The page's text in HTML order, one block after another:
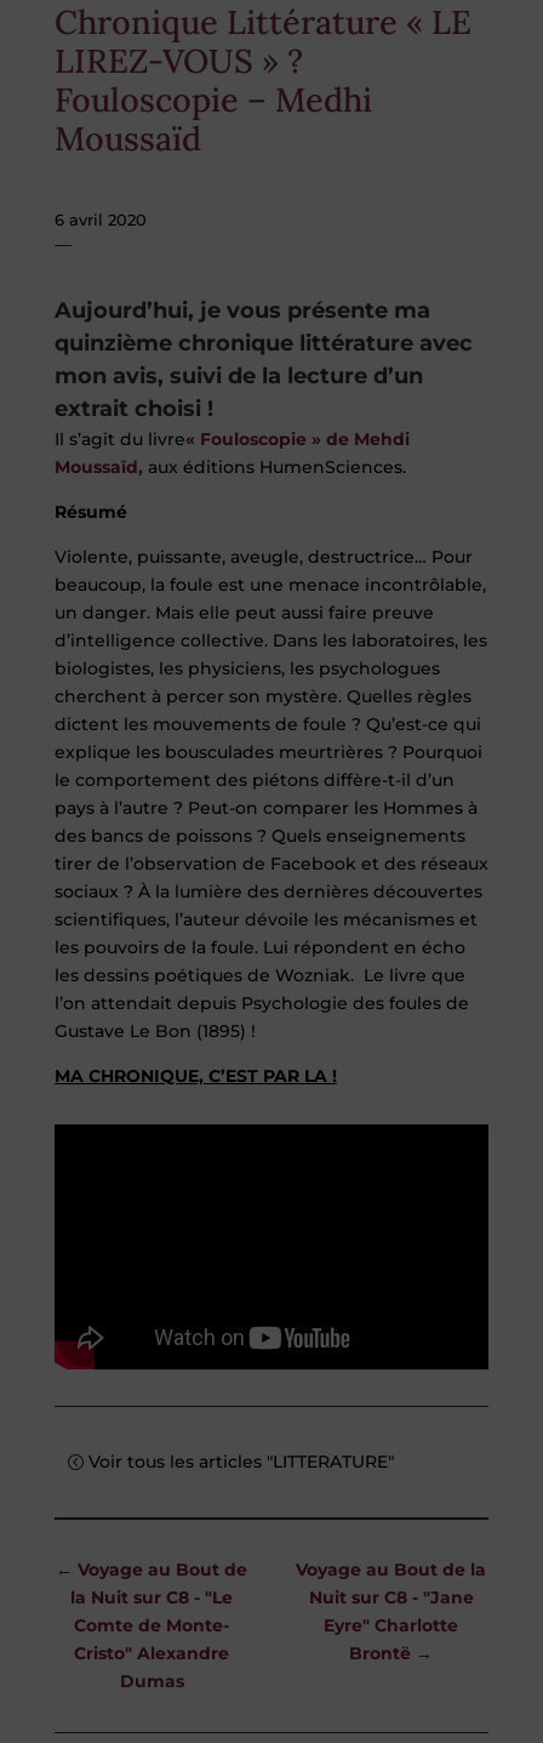
Chronique Littérature « LE
LIREZ-VOUS » ?
Fouloscopie – Medhi
Moussaïd
6 avril 2020
Aujourd’hui, je vous présente ma
quinzième chronique littérature avec
mon avis, suivi de la lecture d’un
extrait choisi !
Il s’agit du livre« Fouloscopie » de Mehdi
Moussaïd, aux éditions HumenSciences.
Résumé
Violente, puissante, aveugle, destructrice… Pour
beaucoup, la foule est une menace incontrôlable,
un danger. Mais elle peut aussi faire preuve
d’intelligence collective. Dans les laboratoires, les
biologistes, les physiciens, les psychologues
cherchent à percer son mystère. Quelles règles
dictent les mouvements de foule ? Qu’est-ce qui
explique les bousculades meurtrières ? Pourquoi
le comportement des piétons diffère-t-il d’un
pays à l’autre ? Peut-on comparer les Hommes à
des bancs de poissons ? Quels enseignements
tirer de l’observation de Facebook et des réseaux
sociaux ? À la lumière des dernières découvertes
scientifiques, l’auteur dévoile les mécanismes et
les pouvoirs de la foule. Lui répondent en écho
les dessins poétiques de Wozniak. Le livre que
l’on attendait depuis Psychologie des foules de
Gustave Le Bon (1895) !
MA CHRONIQUE, C’EST PAR LA !
Voir tous les articles "LITTERATURE"
←Voyage au Bout de
la Nuit sur C8 - "Le
Comte de Monte-
Cristo" Alexandre
Dumas
Voyage au Bout de la
Nuit sur C8 - "Jane
Eyre" Charlotte
Brontë →